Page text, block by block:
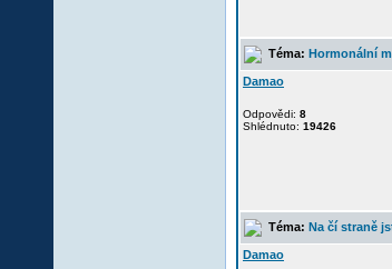
Téma: Hormonální
Damao
Odpovědi: 8
Shlédnuto: 19426
Téma: Na čí straně
Damao